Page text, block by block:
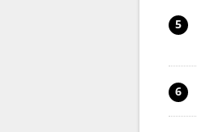
5
6